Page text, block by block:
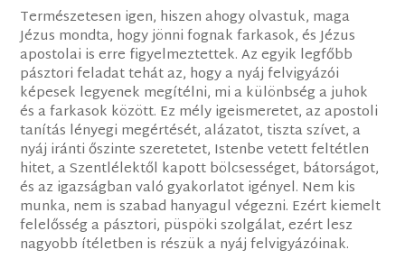
Természetesen igen, hiszen ahogy olvastuk, maga
Jézus mondta, hogy jönni fognak farkasok, és Jézus
apostolai is erre figyelmeztettek. Az egyik legfőbb
pásztori feladat tehát az, hogy a nyáj felvigyázói
képesek legyenek megítélni, mi a különbség a juhok
és a farkasok között. Ez mély igeismeretet, az apostoli
tanítás lényegi megértését, alázatot, tiszta szívet, a
nyáj iránti őszinte szeretetet, Istenbe vetett feltétlen
hitet, a Szentlélektől kapott bölcsességet, bátorságot,
és az igazságban való gyakorlatot igényel. Nem kis
munka, nem is szabad hanyagul végezni. Ezért kiemelt
felelősség a pásztori, püspöki szolgálat, ezért lesz
nagyobb ítéletben is részük a nyáj felvigyázóinak.